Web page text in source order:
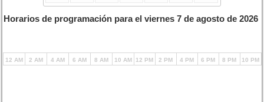
Horarios de programación para el viernes 7 de agosto de 2026
12 AM 2 AM 4 AM 6 AM 8 AM 10 AM 12 PM 2 PM 4 PM 6 PM 8 PM 10 PM